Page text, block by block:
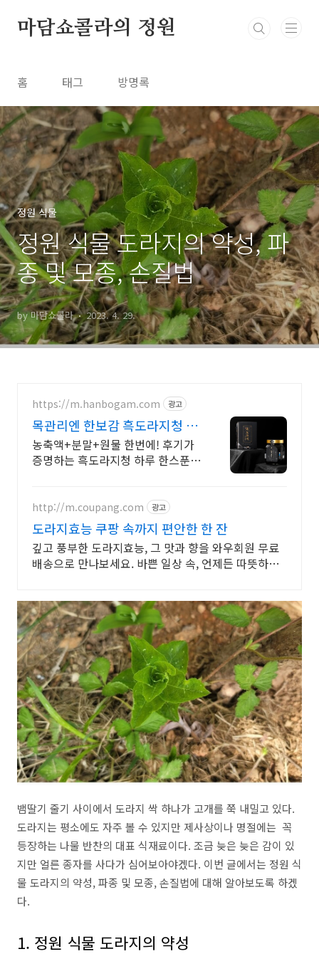
마담쇼콜라의 정원
홈 태그 방명록
정원 식물
정원 식물 도라지의 약성, 파
종 및 모종, 손질법
by 마담쇼콜라 2023. 4. 29.
https://m.hanbogam.com 광고
목관리엔 한보감 흑도라지청 2
개 구매시 흑마늘청 증정
농축액+분말+원물 한번에! 후기가
증명하는 흑도라지청 하루 한스푼,
http://m.coupang.com 광고
도라지효능 쿠팡 속까지 편안한 한 잔
깊고 풍부한 도라지효능, 그 맛과 향을 와우회원 무료
배송으로 만나보세요. 바쁜 일상 속, 언제든 따뜻하게!
뱀딸기 줄기 사이에서 도라지 싹 하나가 고개를 쭉 내밀고 있다.
도라지는 평소에도 자주 볼 수 있지만 제사상이나 명절에는 꼭
등장하는 나물 반찬의 대표 식재료이다. 조금 늦은 늦은 감이 있
지만 얼른 종자를 사다가 심어보아야겠다. 이번 글에서는 정원 식
물 도라지의 약성, 파종 및 모종, 손질법에 대해 알아보도록 하겠
다.
1. 정원 식물 도라지의 약성